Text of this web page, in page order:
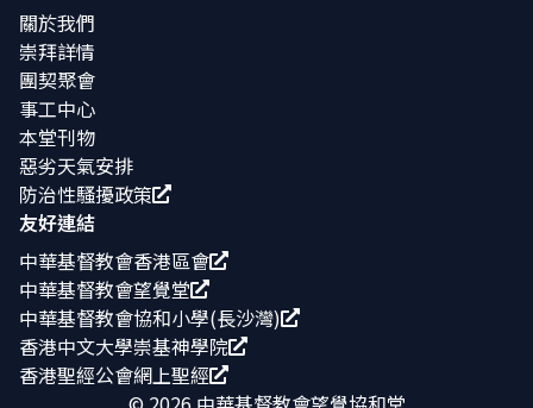
關於我們
崇拜詳情
團契聚會
事工中心
本堂刊物
惡劣天氣安排
防治性騷擾政策
友好連結
中華基督教會香港區會
中華基督教會望覺堂
中華基督教會協和小學(長沙灣)
香港中文大學崇基神學院
香港聖經公會網上聖經